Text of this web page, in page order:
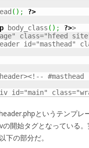
( ) ;
?>
body_class ( ) ; ?>>
class="hfeed
id="main"
というテンプレ
開始タグとなっている
下の部分だ。